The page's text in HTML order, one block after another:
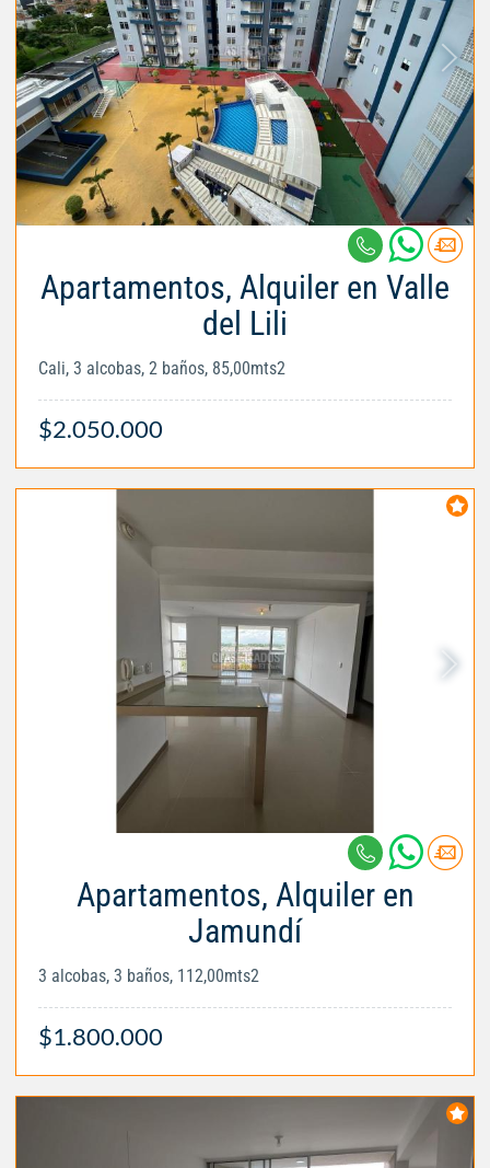
Apartamentos, Alquiler en Valle
del Lili
Cali, 3 alcobas, 2 baños, 85,00mts2
$2.050.000
Apartamentos, Alquiler en
Jamundí
3 alcobas, 3 baños, 112,00mts2
$1.800.000